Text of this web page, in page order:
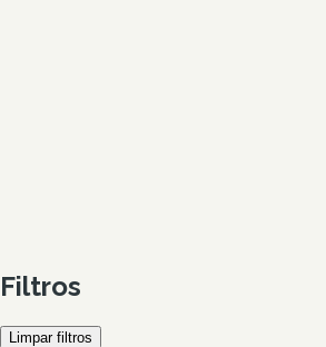
Filtros
Limpar filtros